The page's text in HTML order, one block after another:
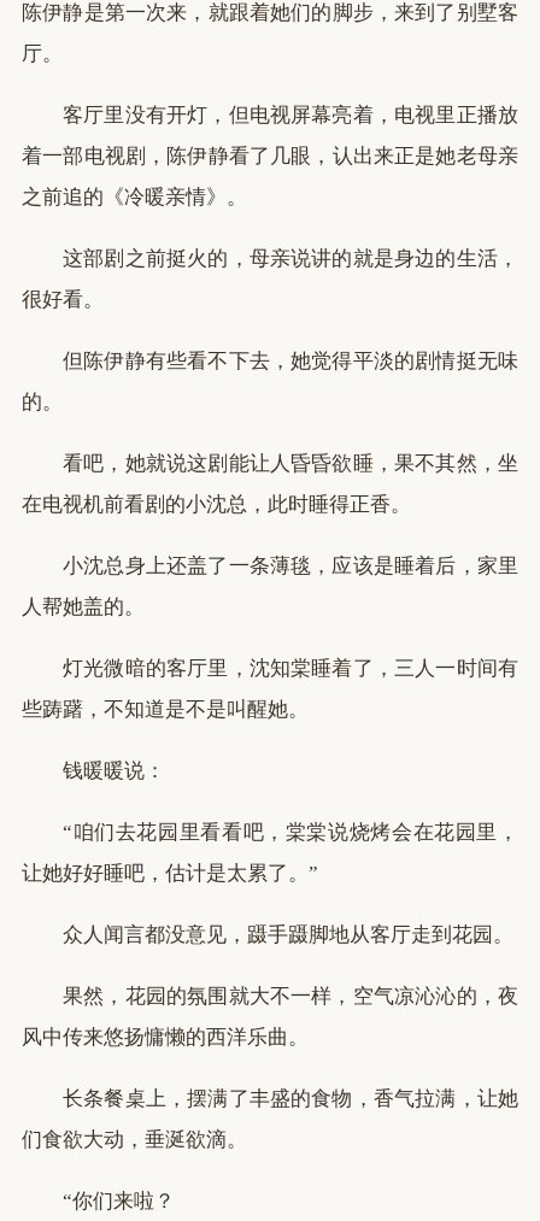
陈伊静是第一次来，就跟着她们的脚步，来到了别墅客
厅。
客厅里没有开灯，但电视屏幕亮着，电视里正播放
着一部电视剧，陈伊静看了几眼，认出来正是她老母亲
之前追的《冷暖亲情》。
这部剧之前挺火的，母亲说讲的就是身边的生活，
很好看。
但陈伊静有些看不下去，她觉得平淡的剧情挺无味
的。
看吧，她就说这剧能让人昏昏欲睡，果不其然，坐
在电视机前看剧的小沈总，此时睡得正香。
小沈总身上还盖了一条薄毯，应该是睡着后，家里
人帮她盖的。
灯光微暗的客厅里，沈知棠睡着了，三人一时间有
些踌躇，不知道是不是叫醒她。
钱暖暖说：
“咱们去花园里看看吧，棠棠说烧烤会在花园里，
让她好好睡吧，估计是太累了。”
众人闻言都没意见，蹑手蹑脚地从客厅走到花园。
果然，花园的氛围就大不一样，空气凉沁沁的，夜
风中传来悠扬慵懒的西洋乐曲。
长条餐桌上，摆满了丰盛的食物，香气拉满，让她
们食欲大动，垂涎欲滴。
“你们来啦？